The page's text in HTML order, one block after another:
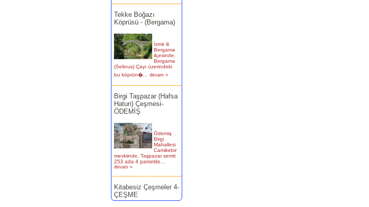
Tekke Boğazı
Köprüsü - (Bergama)
ilçesinde,
Bergama
(Selinus) Çayı üzerindeki
bu köprün�...
devam »
Birgi Taşpazar (Hafsa
Hatun) Çeşmesi-
ÖDEMİŞ
Mahallesi
Camikebir
mevkiinde, Taşpazar semti
253 ada 4 parselde...
devam »
Kitabesiz Çeşmeler 4-
ÇEŞME